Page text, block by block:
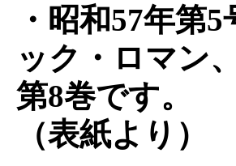
・昭和57年第
ック・ロマン、
第8巻です。
（表紙より）